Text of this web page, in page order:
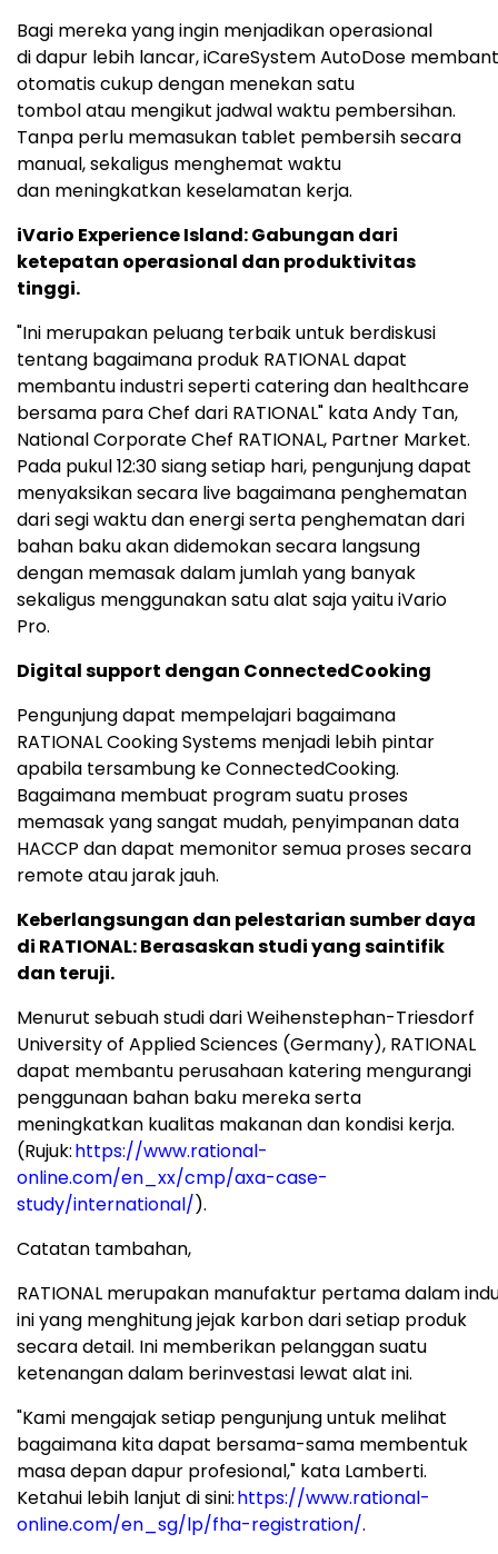
Bagi mereka yang ingin menjadikan operasional
di dapur lebih lancar, iCareSystem AutoDose
otomatis cukup dengan menekan satu
tombol atau mengikut jadwal waktu pembersihan.
Tanpa perlu memasukan tablet pembersih secara
manual, sekaligus menghemat waktu
dan meningkatkan keselamatan kerja.
iVario Experience Island: Gabungan dari
ketepatan operasional dan produktivitas
tinggi.
"Ini merupakan peluang terbaik untuk berdiskusi
tentang bagaimana produk RATIONAL dapat
membantu industri seperti catering dan healthcare
bersama para Chef dari RATIONAL" kata Andy Tan,
National Corporate Chef RATIONAL, Partner Market.
Pada pukul 12:30 siang setiap hari, pengunjung dapat
menyaksikan secara live bagaimana penghematan
dari segi waktu dan energi serta penghematan dari
bahan baku akan didemokan secara langsung
dengan memasak dalam jumlah yang banyak
sekaligus menggunakan satu alat saja yaitu iVario
Pro.
Digital support dengan ConnectedCooking
Pengunjung dapat mempelajari bagaimana
RATIONAL Cooking Systems menjadi lebih pintar
apabila tersambung ke ConnectedCooking.
Bagaimana membuat program suatu proses
memasak yang sangat mudah, penyimpanan data
HACCP dan dapat memonitor semua proses secara
remote atau jarak jauh.
Keberlangsungan dan pelestarian sumber daya
di RATIONAL: Berasaskan studi yang saintifik
dan teruji.
Menurut sebuah studi dari Weihenstephan-Triesdorf
University of Applied Sciences (Germany), RATIONAL
dapat membantu perusahaan katering mengurangi
penggunaan bahan baku mereka serta
meningkatkan kualitas makanan dan kondisi kerja.
(Rujuk:https://www.rational-
online.com/en_xx/cmp/axa-case-
study/international/).
Catatan tambahan,
RATIONAL merupakan manufaktur pertama dalam
ini yang menghitung jejak karbon dari setiap produk
secara detail. Ini memberikan pelanggan suatu
ketenangan dalam berinvestasi lewat alat ini.
"Kami mengajak setiap pengunjung untuk melihat
bagaimana kita dapat bersama-sama membentuk
masa depan dapur profesional," kata Lamberti.
Ketahui lebih lanjut di sini:https://www.rational-
online.com/en_sg/lp/fha-registration/.